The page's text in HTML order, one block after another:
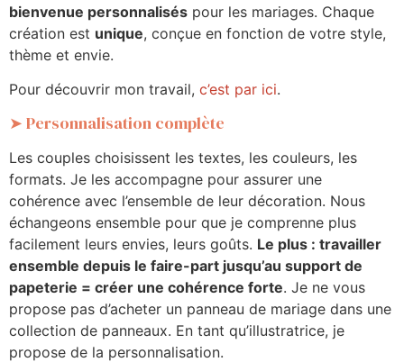
bienvenue personnalisés pour les mariages. Chaque
création est unique, conçue en fonction de votre style,
thème et envie.
Pour découvrir mon travail, c’est par ici.
➤ Personnalisation complète
Les couples choisissent les textes, les couleurs, les
formats. Je les accompagne pour assurer une
cohérence avec l’ensemble de leur décoration. Nous
échangeons ensemble pour que je comprenne plus
facilement leurs envies, leurs goûts. Le plus : travailler
ensemble depuis le faire-part jusqu’au support de
papeterie = créer une cohérence forte. Je ne vous
propose pas d’acheter un panneau de mariage dans une
collection de panneaux. En tant qu’illustratrice, je
propose de la personnalisation.